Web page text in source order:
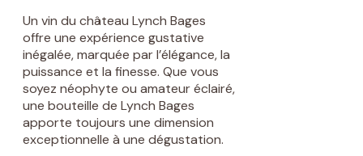
Un vin du château Lynch Bages
offre une expérience gustative
inégalée, marquée par l’élégance, la
puissance et la finesse. Que vous
soyez néophyte ou amateur éclairé,
une bouteille de Lynch Bages
apporte toujours une dimension
exceptionnelle à une dégustation.